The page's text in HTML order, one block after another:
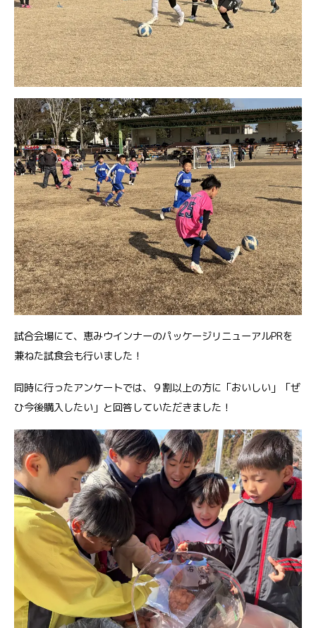
試合会場にて、恵みウインナーのパッケージリニューアルPRを
兼ねた試食会も行いました！
同時に行ったアンケートでは、９割以上の方に「おいしい」「ぜ
ひ今後購入したい」と回答していただきました！